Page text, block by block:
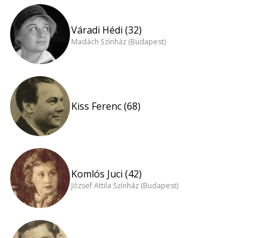
Váradi Hédi (32)
Madách Színház (Budapest)
Kiss Ferenc (68)
Komlós Juci (42)
József Attila Színház (Budapest)